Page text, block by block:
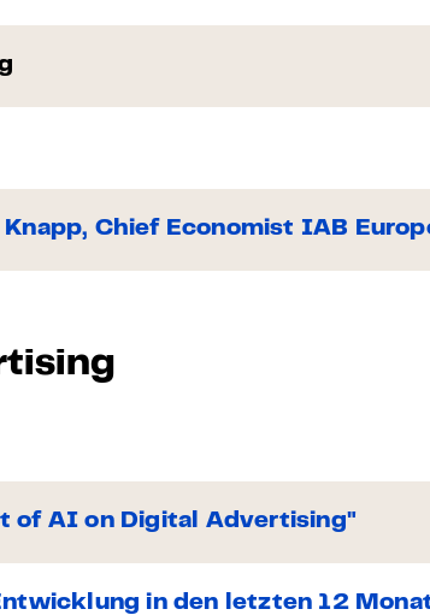
Chief Economist IAB
of AI on Digital Advertising"
in den letzten 12